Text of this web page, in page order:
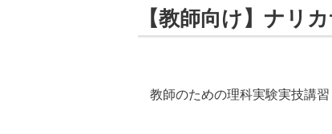
【教師向け】ナリ
教師のための理科実験実技講